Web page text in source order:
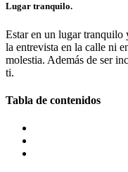
Lugar tranquilo.
Estar en un lugar tranquilo
la entrevista en la calle ni
molestia. Además de ser
ti.
Tabla de contenidos